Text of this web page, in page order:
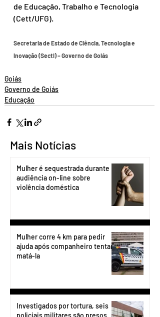
de Educação, Trabalho e Tecnologia
(Cett/UFG).
Secretaria de Estado de Ciência, Tecnologia e
Inovação (Secti) – Governo de Goiás
Goiás
Governo de Goiás
Educação
Mais Notícias
Mulher é sequestrada durante
audiência on-line sobre
violência doméstica
Mulher corre 4 km para pedir
ajuda após companheiro tentar
matá-la
Investigados por tortura, seis
policiais militares são presos